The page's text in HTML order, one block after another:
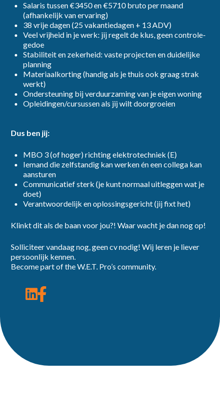
Salaris tussen €3450 en €5710 bruto per maand
(afhankelijk van ervaring)
38 vrije dagen (25 vakantiedagen + 13 ADV)
Veel vrijheid in je werk: jij regelt de klus, geen controle-
gedoe
Stabiliteit en zekerheid: vaste projecten en duidelijke
planning
Materiaalkorting (handig als je thuis ook graag strak
werkt)
Ondersteuning bij verduurzaming van je eigen woning
Opleidingen/cursussen als jij wilt doorgroeien
Dus ben jij:
MBO 3 (of hoger) richting elektrotechniek (E)
Iemand die zelfstandig kan werken én een collega kan
aansturen
Communicatief sterk (je kunt normaal uitleggen wat je
doet)
Verantwoordelijk en oplossingsgericht (jij fixt het)
Klinkt dit als de baan voor jou?! Waar wacht je dan nog op!
Solliciteer vandaag nog, geen cv nodig! Wij leren je liever
persoonlijk kennen.
Become part of the W.E.T. Pro’s community.